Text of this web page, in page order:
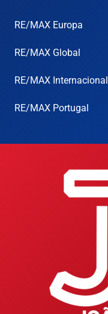
RE/MAX Europa
RE/MAX Global
RE/MAX Internacional
RE/MAX Portugal